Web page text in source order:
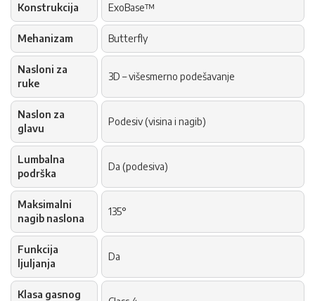
Konstrukcija ExoBase™
Mehanizam Butterfly
Nasloni za
ruke
3D – višesmerno podešavanje
Naslon za
glavu
Podesiv (visina i nagib)
Lumbalna
podrška
Da (podesiva)
Maksimalni
nagib naslona
135°
Funkcija
ljuljanja
Da
Klasa gasnog